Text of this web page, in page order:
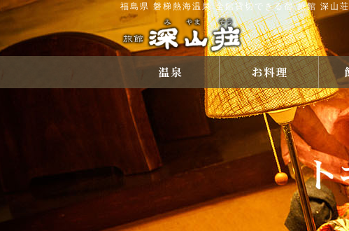
福島県 磐梯熱海温泉 全館貸切できる宿 旅館 深山荘